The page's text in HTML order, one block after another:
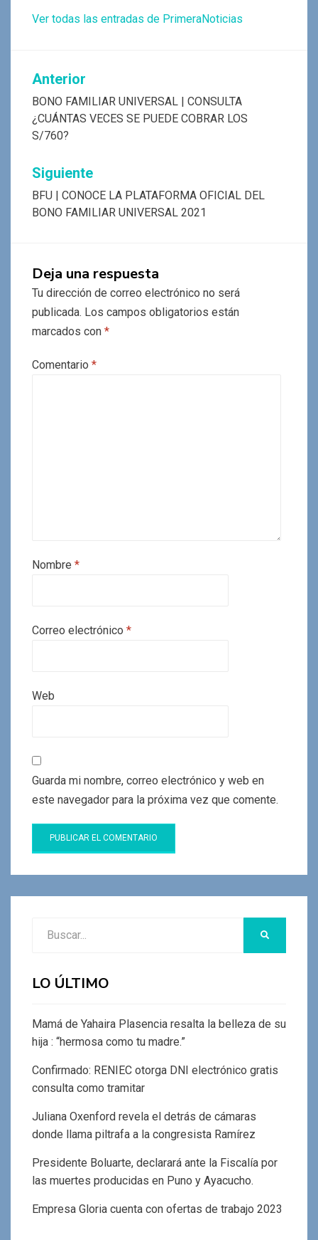
Ver todas las entradas de PrimeraNoticias
Navegación
de
entradas
Anterior
BONO FAMILIAR UNIVERSAL | CONSULTA
¿CUÁNTAS VECES SE PUEDE COBRAR LOS
S/760?
Siguiente
BFU | CONOCE LA PLATAFORMA OFICIAL DEL
BONO FAMILIAR UNIVERSAL 2021
Deja una respuesta
Tu dirección de correo electrónico no será
publicada. Los campos obligatorios están
marcados con *
Comentario *
Nombre *
Correo electrónico *
Web
Guarda mi nombre, correo electrónico y web en
este navegador para la próxima vez que comente.
LO ÚLTIMO
Mamá de Yahaira Plasencia resalta la belleza de su
hija : “hermosa como tu madre.”
Confirmado: RENIEC otorga DNI electrónico gratis
consulta como tramitar
Juliana Oxenford revela el detrás de cámaras
donde llama piltrafa a la congresista Ramírez
Presidente Boluarte, declarará ante la Fiscalía por
las muertes producidas en Puno y Ayacucho.
Empresa Gloria cuenta con ofertas de trabajo 2023